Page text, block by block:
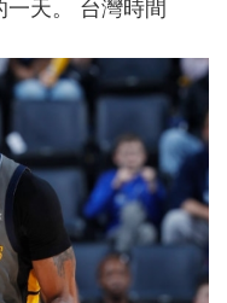
天。 台灣時間